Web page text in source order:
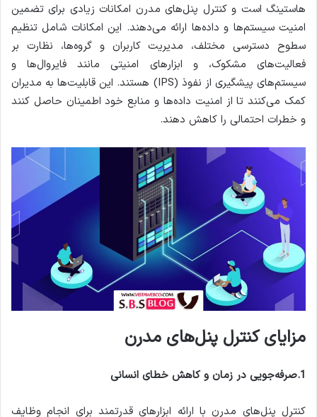
هاستینگ است و کنترل پنل‌های مدرن امکانات زیادی برای تضمین
امنیت سیستم‌ها و داده‌ها ارائه می‌دهند. این امکانات شامل تنظیم
سطوح دسترسی مختلف، مدیریت کاربران و گروه‌ها، نظارت بر
فعالیت‌های مشکوک، و ابزارهای امنیتی مانند فایروال‌ها و
سیستم‌های پیشگیری از نفوذ (IPS) هستند. این قابلیت‌ها به مدیران
کمک می‌کنند تا از امنیت داده‌ها و منابع خود اطمینان حاصل کنند
و خطرات احتمالی را کاهش دهند.
مزایای کنترل پنل‌های مدرن
1.صرفه‌جویی در زمان و کاهش خطای انسانی
کنترل پنل‌های مدرن با ارائه ابزارهای قدرتمند برای انجام وظایف